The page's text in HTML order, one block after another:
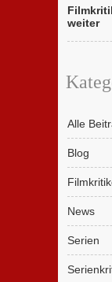
weiter
Alle
Blog
News
Serien